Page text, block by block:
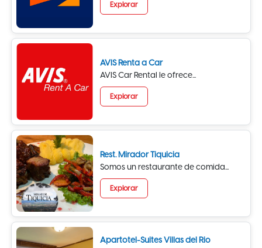
Explorar
AVIS Renta a Car
AVIS Car Rental le ofrece...
Explorar
Rest. Mirador Tiquicia
Somos un restaurante de comida...
Explorar
Apartotel-Suites Villas del Rio